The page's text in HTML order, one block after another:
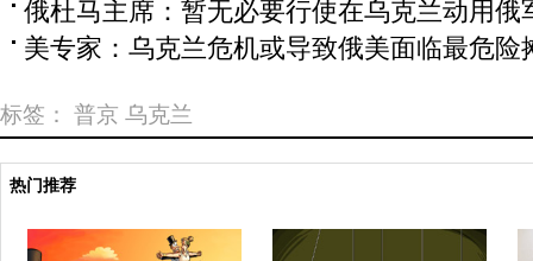
俄杜马主席：暂无必要行使在乌克兰动用俄
美专家：乌克兰危机或导致俄美面临最危险
标签： 普京 乌克兰
热门推荐